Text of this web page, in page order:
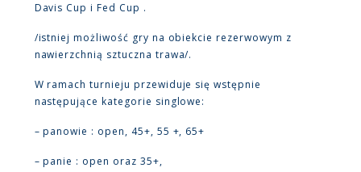
Davis Cup i Fed Cup .
/istniej możliwość gry na obiekcie rezerwowym z
nawierzchnią sztuczna trawa/.
W ramach turnieju przewiduje się wstępnie
następujące kategorie singlowe:
– panowie : open, 45+, 55 +, 65+
– panie : open oraz 35+,